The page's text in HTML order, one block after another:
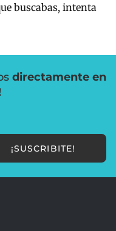
buscabas, intenta
directamente en
¡SUSCRIBITE!